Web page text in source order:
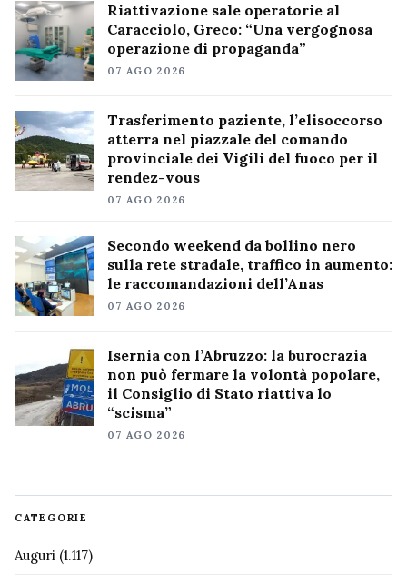
Riattivazione sale operatorie al
Caracciolo, Greco: “Una vergognosa
operazione di propaganda”
07 AGO 2026
Trasferimento paziente, l’elisoccorso
atterra nel piazzale del comando
provinciale dei Vigili del fuoco per il
rendez-vous
07 AGO 2026
Secondo weekend da bollino nero
sulla rete stradale, traffico in aumento:
le raccomandazioni dell’Anas
07 AGO 2026
Isernia con l’Abruzzo: la burocrazia
non può fermare la volontà popolare,
il Consiglio di Stato riattiva lo
“scisma”
07 AGO 2026
CATEGORIE
Auguri (1.117)